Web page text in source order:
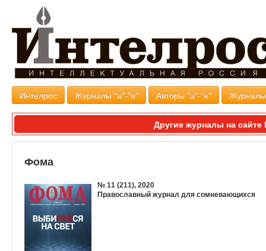
Интелрос Журналы "а"-"я" Авторы "а"-"я"
Другие журналы на
Фома
№ 11 (211), 2020
Православный журнал для сомневающихся